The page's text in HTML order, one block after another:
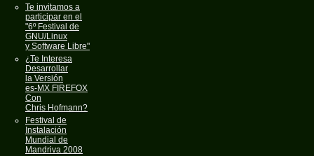
Te invitamos a
participar en el
"6º Festival de
GNU/Linux
y Software Libre"
¿Te Interesa
Desarrollar
la Versión
es-MX FIREFOX
Con
Chris Hofmann?
Festival de
Instalación
Mundial de
Mandriva 2008